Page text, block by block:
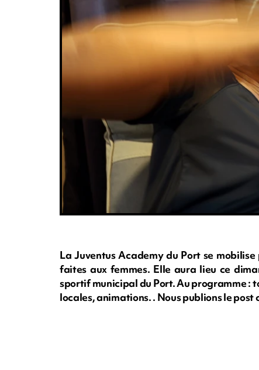
La Juventus Academy du Port se
faites aux femmes. Elle aura lieu ce
sportif municipal du Port. Au programme :
locales, animations. . Nous publions le